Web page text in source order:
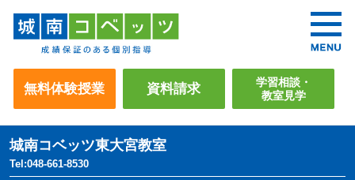
無料体験授業 資料請求
学習相談・
教室見学
城南コベッツ東大宮教室
Tel:048-661-8530